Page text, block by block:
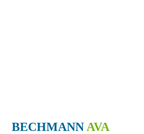
BECHMANN AVA